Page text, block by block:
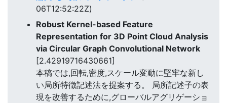
06T12:52:22Z)
Robust Kernel-based Feature
Representation for 3D Point Cloud Analysis
via Circular Graph Convolutional Network
[2.42919716430661]
本稿では,回転,密度,スケール変動に堅牢な新し
い局所特徴記述法を提案する。 局所記述子の表
現を改善するために,グローバルアグリゲーショ